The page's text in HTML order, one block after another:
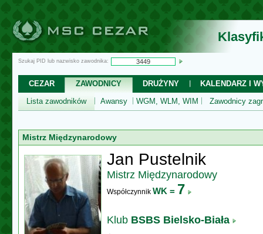
Szukaj PID lub nazwisko zawodnika:
CEZAR ZAWODNICY DRUŻYNY
KALENDARZ I
Lista zawodników
Awansy WGM, WLM, WIM Zawodnicy
Mistrz Międzynarodowy
Jan Pustelnik
Mistrz Międzynarodowy
Współczynnik WK = 7
Klub BSBS Bielsko-Biała